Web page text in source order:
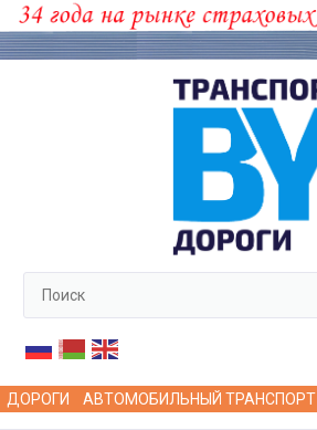
ДОРОГИ АВТОМОБИЛЬНЫЙ ТРАНСПОРТ